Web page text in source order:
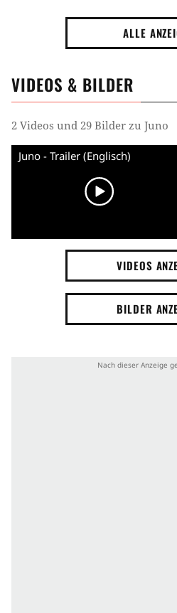
ALLE
VIDEOS & BILDER
2 Videos und 29 Bilder zu Juno
Juno - Trailer (Englisch)
VIDEOS
BILDER